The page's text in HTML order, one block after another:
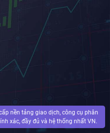
nền tảng giao dịch, công cụ phân
xác, đầy đủ và hệ thống nhất VN.